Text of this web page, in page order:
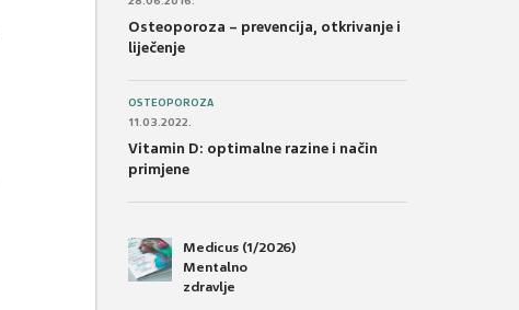
Osteoporoza – prevencija, otkrivanje i
liječenje
OSTEOPOROZA
11.03.2022.
Vitamin D: optimalne razine i način
primjene
Medicus (1/2026)
Mentalno
zdravlje